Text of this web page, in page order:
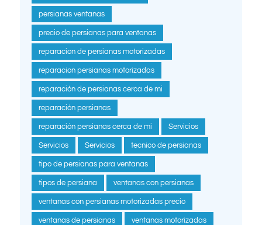
persianas ventanas
precio de persianas para ventanas
reparacion de persianas motorizadas
reparacion persianas motorizadas
reparación de persianas cerca de mi
reparación persianas
reparación persianas cerca de mi Servicios
Servicios Servicios tecnico de persianas
tipo de persianas para ventanas
tipos de persiana ventanas con persianas
ventanas con persianas motorizadas precio
ventanas de persianas ventanas motorizadas